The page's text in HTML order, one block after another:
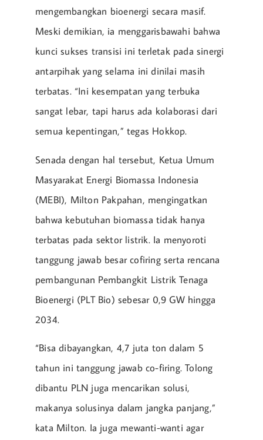
mengembangkan bioenergi secara masif.
Meski demikian, ia menggarisbawahi bahwa
kunci sukses transisi ini terletak pada sinergi
antarpihak yang selama ini dinilai masih
terbatas. “Ini kesempatan yang terbuka
sangat lebar, tapi harus ada kolaborasi dari
semua kepentingan,” tegas Hokkop.
Senada dengan hal tersebut, Ketua Umum
Masyarakat Energi Biomassa Indonesia
(MEBI), Milton Pakpahan, mengingatkan
bahwa kebutuhan biomassa tidak hanya
terbatas pada sektor listrik. Ia menyoroti
tanggung jawab besar cofiring serta rencana
pembangunan Pembangkit Listrik Tenaga
Bioenergi (PLT Bio) sebesar 0,9 GW hingga
2034.
“Bisa dibayangkan, 4,7 juta ton dalam 5
tahun ini tanggung jawab co-firing. Tolong
dibantu PLN juga mencarikan solusi,
makanya solusinya dalam jangka panjang,”
kata Milton. Ia juga mewanti-wanti agar